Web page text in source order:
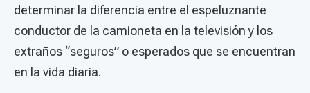
determinar la diferencia entre el espeluznante
conductor de la camioneta en la televisión y los
extraños “seguros” o esperados que se encuentran
en la vida diaria.